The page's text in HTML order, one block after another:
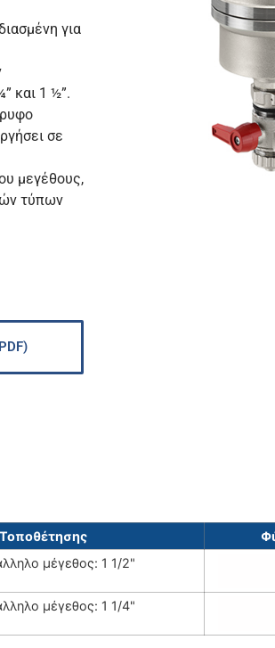
για
και 1 ½”.
σε
μεγέθους,
τύπων
μέγεθος: 1 1/2"
μέγεθος: 1 1/4"